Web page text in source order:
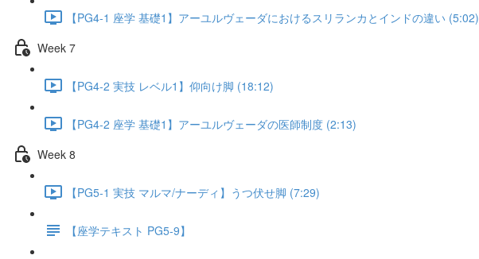
【PG4-1 座学 基礎1】アーユルヴェーダにおけるスリランカとインドの違い (5:02)
Week 7
【PG4-2 実技 レベル1】仰向け脚 (18:12)
【PG4-2 座学 基礎1】アーユルヴェーダの医師制度 (2:13)
Week 8
【PG5-1 実技 マルマ/ナーディ】うつ伏せ脚 (7:29)
【座学テキスト PG5-9】